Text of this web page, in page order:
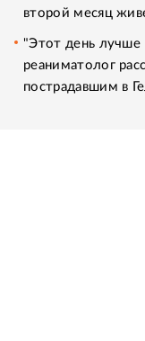
второй месяц
"Этот день лучше
реаниматолог
пострадавшим в